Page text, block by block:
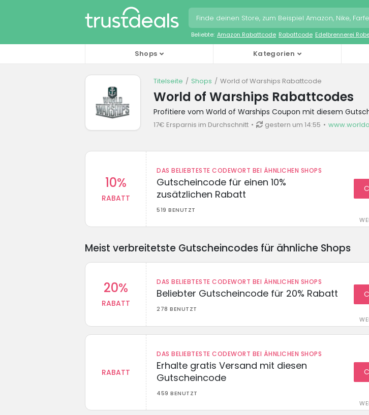
Beliebte: Amazon Rabattcode Rabattcode Edelbrennerei
Shops Kategorien
Titelseite Shops World of Warships Rabattcode
World of Warships Rabattcodes
Profitiere vom World of Warships Coupon mit diesem
17€ Ersparnis im Durchschnitt gestern um 14:55
10%
RABATT
DAS BELIEBTESTE CODEWORT BEI ÄHNLICHEN SHOPS
Gutscheincode für einen 10%
zusätzlichen Rabatt
519 BENUTZT
Meist verbreitetste Gutscheincodes für ähnliche Shops
20%
RABATT
DAS BELIEBTESTE CODEWORT BEI ÄHNLICHEN SHOPS
Beliebter Gutscheincode für 20% Rabatt
278 BENUTZT
RABATT
DAS BELIEBTESTE CODEWORT BEI ÄHNLICHEN SHOPS
Erhalte gratis Versand mit diesen
Gutscheincode
459 BENUTZT